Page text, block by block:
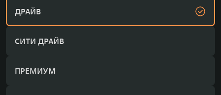
ДРАЙВ
СИТИ ДРАЙВ
ПРЕМИУМ